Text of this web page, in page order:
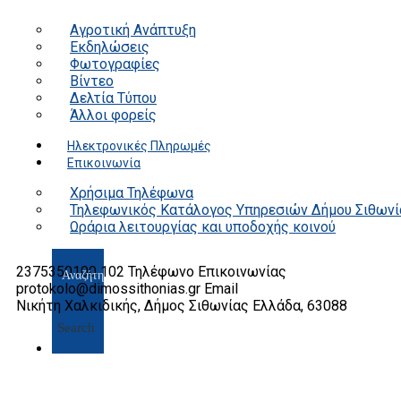
Αγροτική Ανάπτυξη
Εκδηλώσεις
Φωτογραφίες
Βίντεο
Δελτία Τύπου
Άλλοι φορείς
Ηλεκτρονικές Πληρωμές
Επικοινωνία
Χρήσιμα Τηλέφωνα
Τηλεφωνικός Κατάλογος Υπηρεσιών Δήμου
Ωράρια λειτουργίας και υποδοχής κοινού
Search
2375350100 102 Τηλέφωνο Επικοινωνίας
protokolo@dimossithonias.gr Email
Νικήτη Χαλκιδικής, Δήμος Σιθωνίας Ελλάδα, 63088